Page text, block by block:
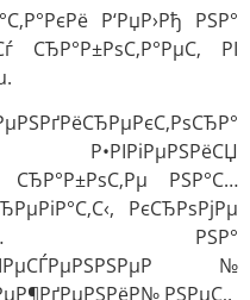
Р‘РџР›Рђ РЅР°
СЂР°Р±РѕС‚Р°РµС‚ РІ
Р•РІРіРµРЅРёСЏ
СЂР°Р±РѕС‚Рµ РЅР°С…
РєСЂРѕРјРµ
РЅР°
РЅРµС‚.